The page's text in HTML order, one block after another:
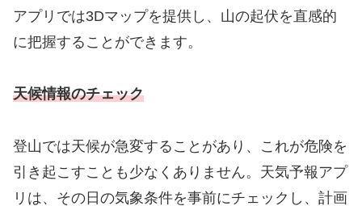
アプリでは3Dマップを提供し、山の起伏を直感的
に把握することができます。
天候情報のチェック
登山では天候が急変することがあり、これが危険を
引き起こすことも少なくありません。天気予報アプ
リは、その日の気象条件を事前にチェックし、計画